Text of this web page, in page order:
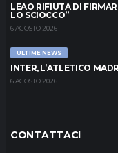
LEAO RIFIUTA DI
LO SCIOCCO”
6 AGOSTO 2026
ULTIME NEWS
INTER, L’ATLETICO
6 AGOSTO 2026
CONTATTACI